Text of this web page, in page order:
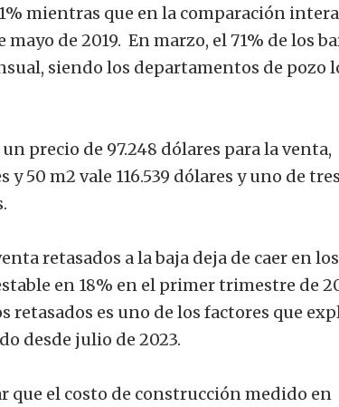
mientras que en la comparación
de 2019. En marzo, el 71% de los
siendo los departamentos de pozo
precio de 97.248 dólares para la venta,
50 m2 vale 116.539 dólares y uno de
retasados a la baja deja de caer en los
en 18% en el primer trimestre de
retasados es uno de los factores que
desde julio de 2023.
que el costo de construcción medido en